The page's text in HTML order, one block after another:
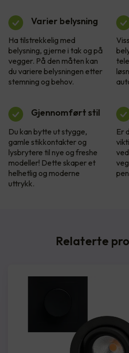
Varier belysning
Ha tilstrekkelig med
belysning, gjerne i tak og på
vegger. På den måten kan
du variere belysningen etter
stemning og behov.
Gjennomført stil
Du kan bytte ut stygge,
gamle stikkontakter og
lysbrytere til nye og freshe
modeller! Dette skaper et
helhetlig og moderne
uttrykk.
Er
Relaterte